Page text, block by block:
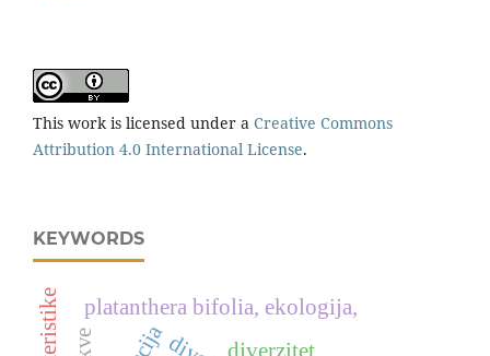
This work is licensed under a Creative Commons
Attribution 4.0 International License.
KEYWORDS
platanthera bifolia, ekologija,
diverzitet